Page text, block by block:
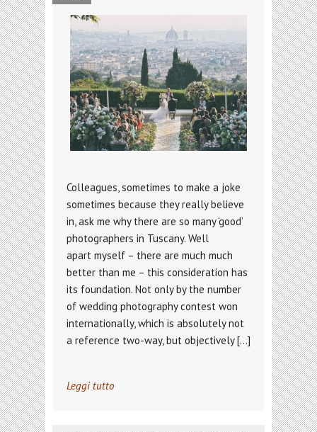
Colleagues, sometimes to make a joke
sometimes because they really believe
in, ask me why there are so many ‘good’
photographers in Tuscany. Well
apart myself – there are much much
better than me – this consideration has
its foundation. Not only by the number
of wedding photography contest won
internationally, which is absolutely not
a reference two-way, but objectively […]
Leggi tutto